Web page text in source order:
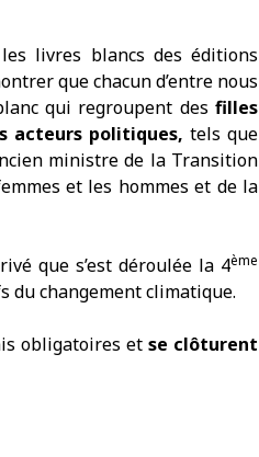
livres blancs des éditions
que chacun d’entre nous
qui regroupent des filles
acteurs politiques, tels que
ministre de la Transition
et les hommes et de la
que s’est déroulée la 4ème
changement climatique.
obligatoires et se clôturent